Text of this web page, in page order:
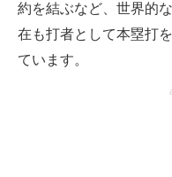
約を結ぶなど、世界的
在も打者として本塁打
ています。